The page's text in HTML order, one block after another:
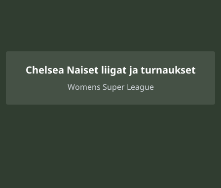
Chelsea Naiset liigat ja turnaukset
Womens Super League